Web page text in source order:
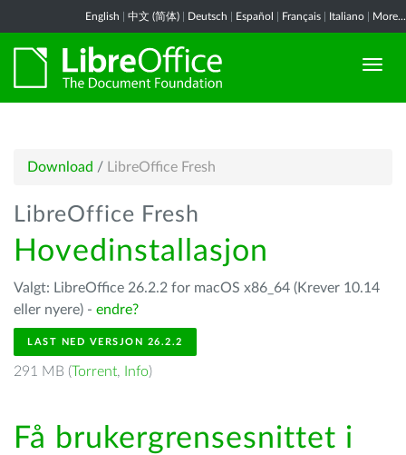
English 中文 (简体) Deutsch Español Français Italiano More...
Download / LibreOffice Fresh
LibreOffice Fresh
Hovedinstallasjon
Valgt: LibreOffice 26.2.2 for macOS x86_64 (Krever 10.14
eller nyere) - endre?
LAST NED VERSJON 26.2.2
291 MB (Torrent, Info)
Få brukergrensesnittet i